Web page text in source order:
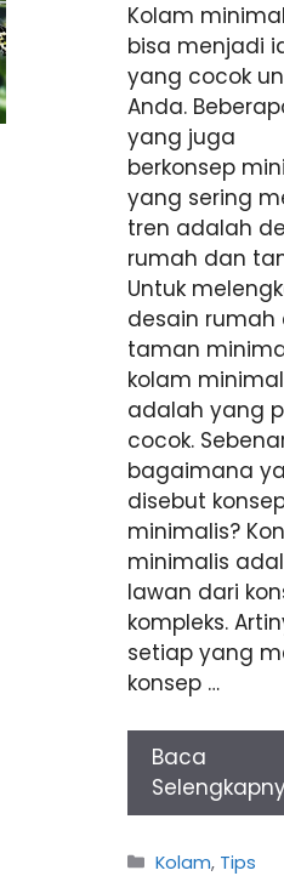
Kolam
bisa menjadi
yang cocok
Anda.
yang juga
berkonsep
yang sering
tren adalah
rumah dan
Untuk
desain rumah
taman
kolam
adalah yang
cocok.
bagaimana
disebut
minimalis?
minimalis
lawan dari
kompleks.
setiap yang
konsep …
Baca
Categories
Kolam, Tips